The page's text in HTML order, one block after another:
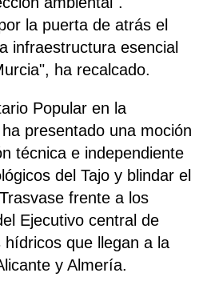
la puerta de atrás el
infraestructura esencial
ha recalcado.
Popular en la
presentado una moción
técnica e independiente
del Tajo y blindar el
frente a los
Ejecutivo central de
que llegan a la
y Almería.